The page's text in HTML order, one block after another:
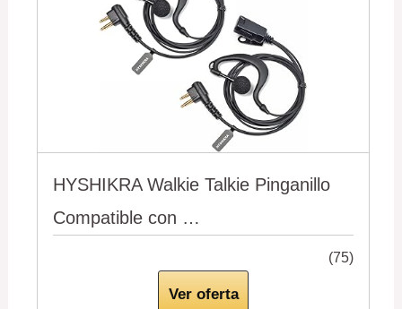
HYSHIKRA Walkie Talkie Pinganillo
Compatible con …
(75)
Ver oferta